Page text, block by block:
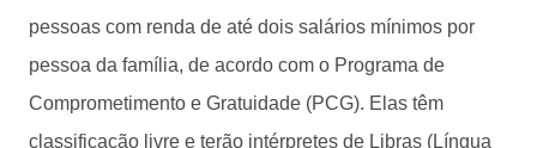
pessoas com renda de até dois salários mínimos por
pessoa da família, de acordo com o Programa de
Comprometimento e Gratuidade (PCG). Elas têm
classificação livre e terão intérpretes de Libras (Língua